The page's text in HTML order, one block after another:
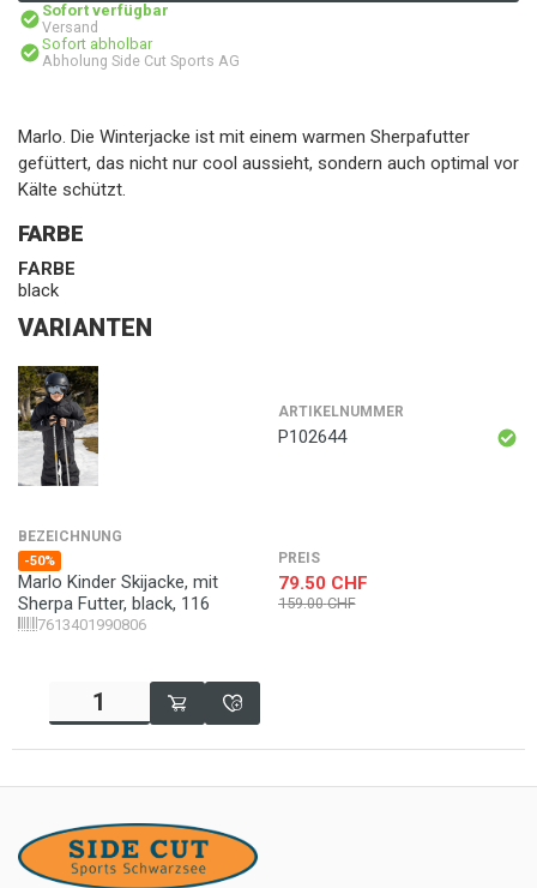
Sofort verfügbar
Versand
Sofort abholbar
Abholung Side Cut Sports AG
Marlo. Die Winterjacke ist mit einem warmen Sherpafutter
gefüttert, das nicht nur cool aussieht, sondern auch optimal vor
Kälte schützt.
FARBE
FARBE
black
VARIANTEN
ARTIKELNUMMER
P102644
BEZEICHNUNG
-50%
Marlo Kinder Skijacke, mit
Sherpa Futter, black, 116
7613401990806
PREIS
79.50 CHF
159.00 CHF